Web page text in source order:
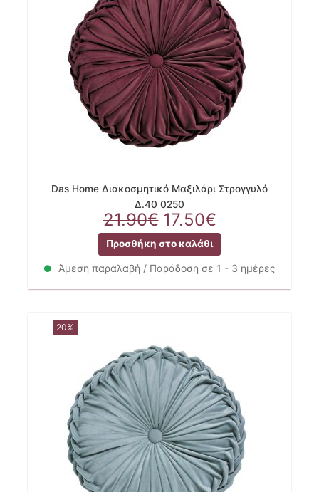
Das Home Διακοσμητικό Μαξιλάρι Στρογγυλό
Δ.40 0250
21.90€ Original
price
was:
21.90€.
17.50€Η
τρέχουσα
τιμή
είναι:
Προσθήκη στο καλάθι
Άμεση παραλαβή / Παράδοση σε 1 - 3 ημέρες
20%